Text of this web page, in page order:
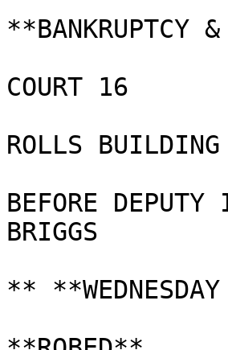
**BANKRUPTCY
COURT 16
ROLLS BUILDING
BEFORE DEPUTY
BRIGGS
**